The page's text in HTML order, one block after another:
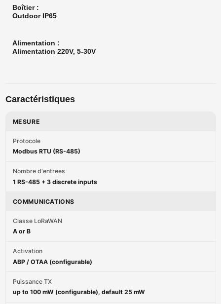
Boîtier :
Outdoor IP65
Alimentation :
Alimentation 220V, 5-30V
Caractéristiques
MESURE
Protocole
Modbus RTU (RS-485)
Nombre d'entrees
1 RS-485 + 3 discrete inputs
COMMUNICATIONS
Classe LoRaWAN
A or B
Activation
ABP / OTAA (configurable)
Puissance TX
up to 100 mW (configurable), default 25 mW